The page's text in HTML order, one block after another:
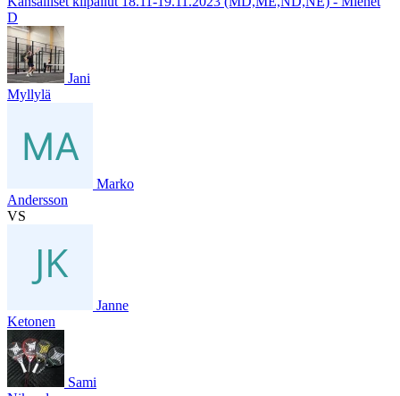
D
Jani
Myllylä
Marko
Andersson
VS
Janne
Ketonen
Sami